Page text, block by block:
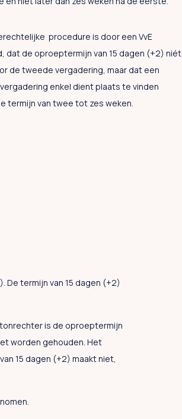
procedure is door een VvE
dat de oproeptermijn van 15 dagen (+2) niét
de tweede vergadering, maar dat een
enkel dient plaats te vinden
termijn van twee tot zes weken.
De termijn van 15 dagen (+2)
is de oproeptermijn
worden gehouden. Het
15 dagen (+2) maakt niet,